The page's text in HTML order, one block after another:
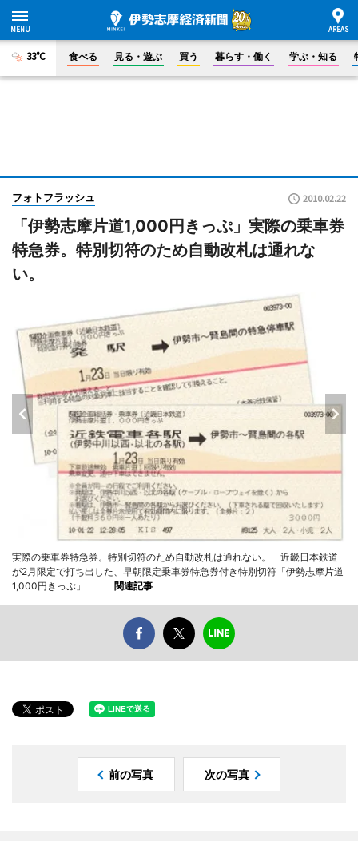
33°C 食べる 見る・遊ぶ 買う 暮らす・働く 学ぶ・知る
フォトフラッシュ 2010.02.22
「伊勢志摩片道1,000円きっぷ」実際の乗車券
特急券。特別切符のため自動改札は通れな
い。
実際の乗車券特急券。特別切符のため自動改札は通れない。 近畿日本鉄道
が2月限定で打ち出した、早朝限定乗車券特急券付き特別切符「伊勢志摩片道
1,000円きっぷ」
関連記事
前の写真 次の写真